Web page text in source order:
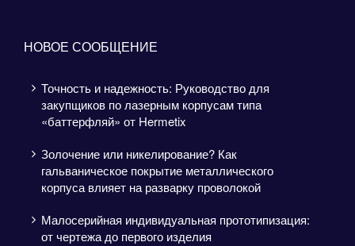
НОВОЕ СООБЩЕНИЕ
Точность и надежность: Руководство для
закупщиков по лазерным корпусам типа
«баттерфляй» от Hermetix
Золочение или никелирование? Как
гальваническое покрытие металлического
корпуса влияет на разварку проволокой
Малосерийная индивидуальная прототипизация:
от чертежа до первого изделия